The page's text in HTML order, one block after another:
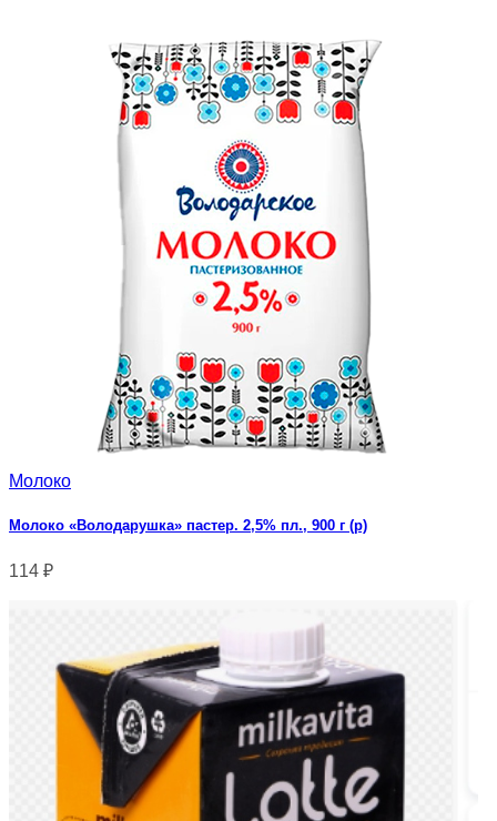
Молоко
Молоко «Володарушка» пастер. 2,5% пл., 900 г (р)
114 ₽